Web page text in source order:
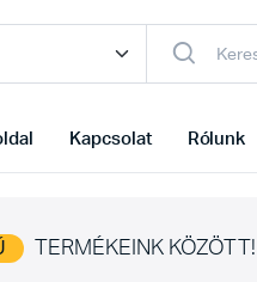
Kapcsolat Rólunk
TERMÉKEINK KÖZÖTT!